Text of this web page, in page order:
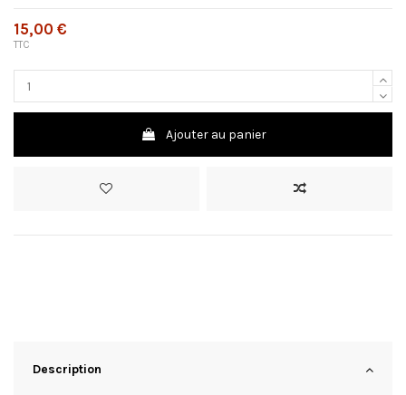
15,00 €
TTC
Ajouter au panier
Description